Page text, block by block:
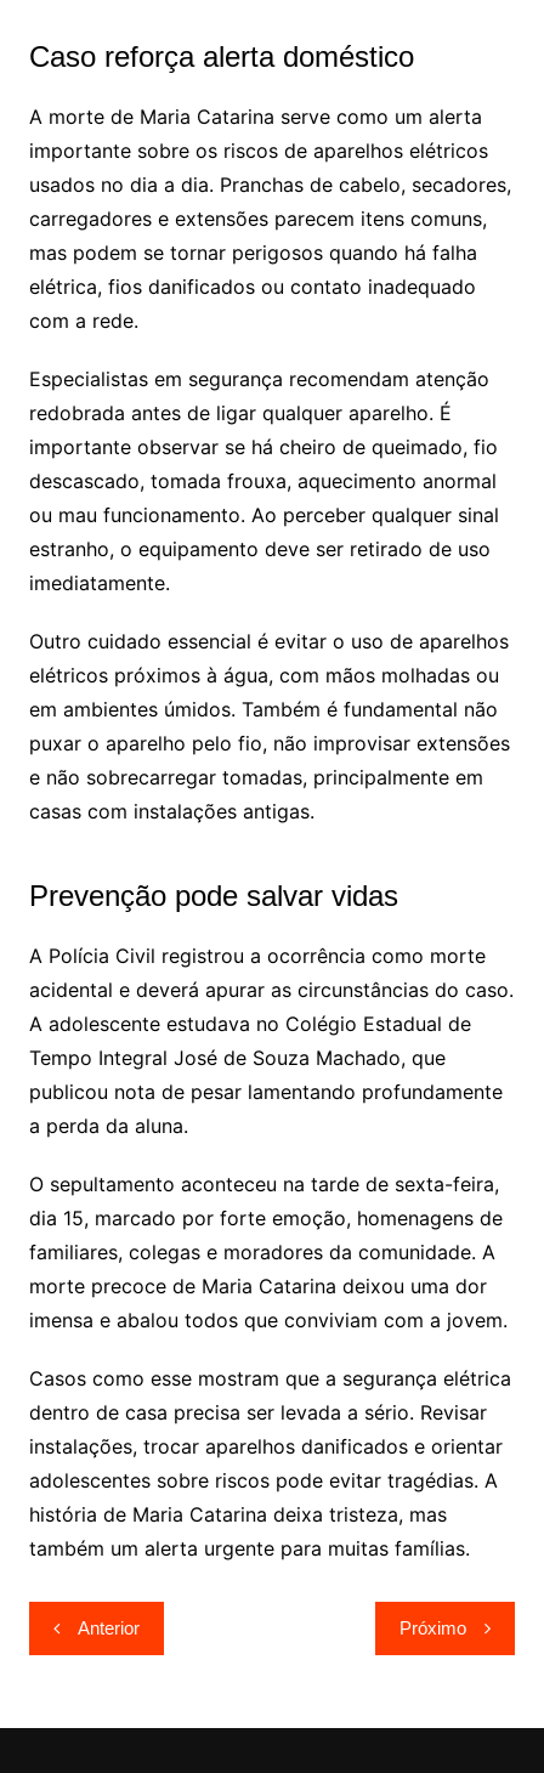
Caso reforça alerta doméstico
A morte de Maria Catarina serve como um alerta
importante sobre os riscos de aparelhos elétricos
usados no dia a dia. Pranchas de cabelo, secadores,
carregadores e extensões parecem itens comuns,
mas podem se tornar perigosos quando há falha
elétrica, fios danificados ou contato inadequado
com a rede.
Especialistas em segurança recomendam atenção
redobrada antes de ligar qualquer aparelho. É
importante observar se há cheiro de queimado, fio
descascado, tomada frouxa, aquecimento anormal
ou mau funcionamento. Ao perceber qualquer sinal
estranho, o equipamento deve ser retirado de uso
imediatamente.
Outro cuidado essencial é evitar o uso de aparelhos
elétricos próximos à água, com mãos molhadas ou
em ambientes úmidos. Também é fundamental não
puxar o aparelho pelo fio, não improvisar extensões
e não sobrecarregar tomadas, principalmente em
casas com instalações antigas.
Prevenção pode salvar vidas
A Polícia Civil registrou a ocorrência como morte
acidental e deverá apurar as circunstâncias do caso.
A adolescente estudava no Colégio Estadual de
Tempo Integral José de Souza Machado, que
publicou nota de pesar lamentando profundamente
a perda da aluna.
O sepultamento aconteceu na tarde de sexta-feira,
dia 15, marcado por forte emoção, homenagens de
familiares, colegas e moradores da comunidade. A
morte precoce de Maria Catarina deixou uma dor
imensa e abalou todos que conviviam com a jovem.
Casos como esse mostram que a segurança elétrica
dentro de casa precisa ser levada a sério. Revisar
instalações, trocar aparelhos danificados e orientar
adolescentes sobre riscos pode evitar tragédias. A
história de Maria Catarina deixa tristeza, mas
também um alerta urgente para muitas famílias.
Navegação
de
Anterior Próximo